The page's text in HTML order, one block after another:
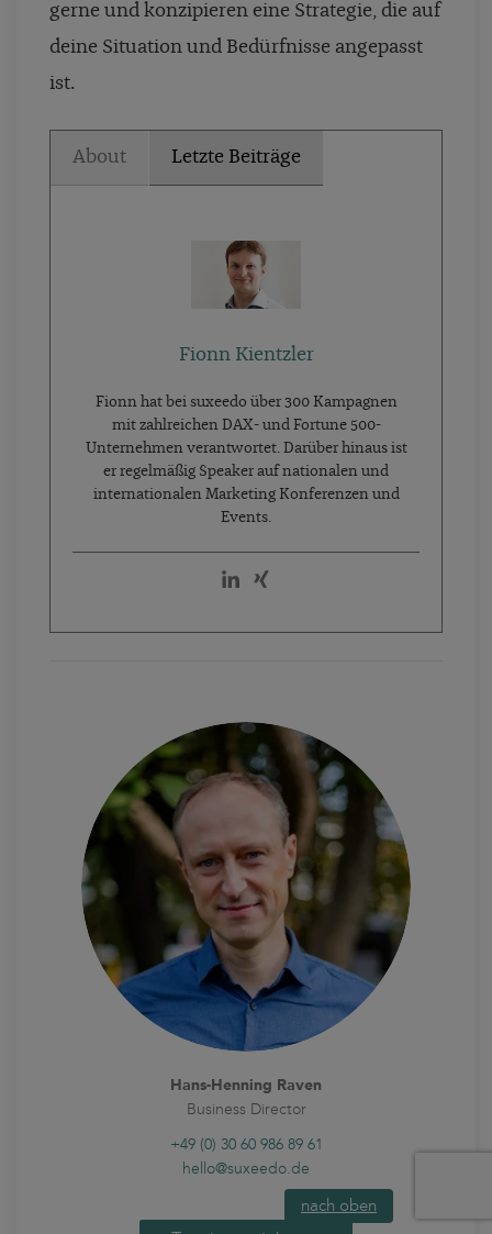
gerne und konzipieren eine Strategie, die auf
deine Situation und Bedürfnisse angepasst
ist.
About Letzte Beiträge
Fionn Kientzler
Fionn hat bei suxeedo über 300 Kampagnen
mit zahlreichen DAX- und Fortune 500-
Unternehmen verantwortet. Darüber hinaus ist
er regelmäßig Speaker auf nationalen und
internationalen Marketing Konferenzen und
Events.
Hans-Henning Raven
Business Director
+49 (0) 30 60 986 89 61
hello@suxeedo.de
nach oben